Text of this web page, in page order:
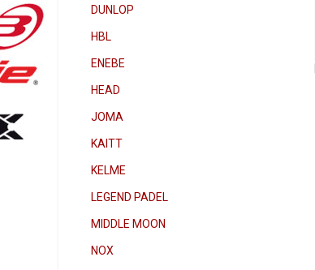
DUNLOP
HBL
ENEBE
HEAD
JOMA
KAITT
KELME
LEGEND PADEL
MIDDLE MOON
NOX